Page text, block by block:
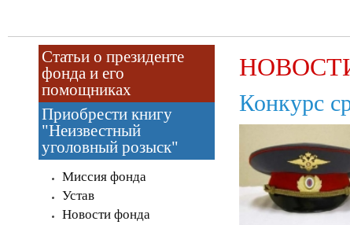
Статьи о президенте
фонда и его
помощниках
Приобрести книгу
"Неизвестный
уголовный розыск"
Миссия фонда
Устав
Новости фонда
Конкурс